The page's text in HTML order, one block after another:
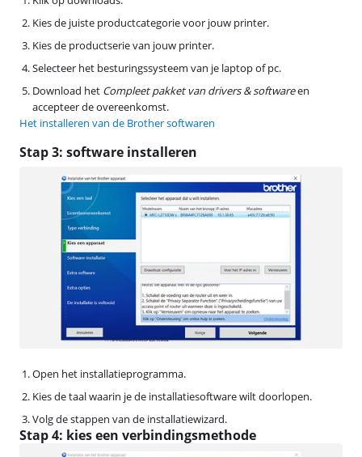
Kies de juiste productcategorie voor jouw printer.
Kies de productserie van jouw printer.
Selecteer het besturingssysteem van je laptop of pc.
Download het Compleet pakket van drivers & softwareen
accepteer de overeenkomst.
Het installeren van de Brother softwaren
Stap 3: software installeren
Open het installatieprogramma.
Kies de taal waarin je de installatiesoftware wilt doorlopen.
Volg de stappen van de installatiewizard.
Stap 4: kies een verbindingsmethode